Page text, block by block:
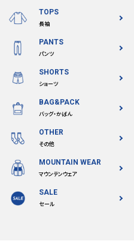
TOPS
長袖
PANTS
パンツ
SHORTS
ショーツ
BAG&PACK
バッグ・かばん
OTHER
その他
MOUNTAIN WEAR
マウンテンウェア
SALE
セール